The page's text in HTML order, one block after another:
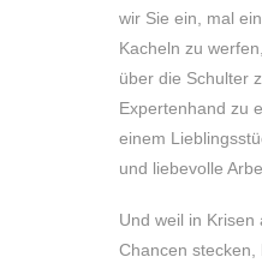
wir Sie ein, mal
Kacheln zu
über die Schulter
Expertenhand zu
einem
und liebevolle
Und weil in Krisen
Chancen stecken,